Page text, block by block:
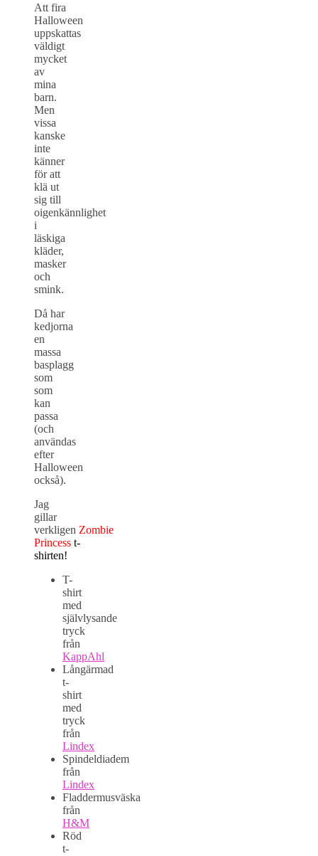
Att fira
Halloween
uppskattas
väldigt
mycket
av
mina
barn.
Men
vissa
kanske
inte
känner
för att
klä ut
sig till
oigenkännlighet
i
läskiga
kläder,
masker
och
smink.
Då har
kedjorna
en
massa
basplagg
som
som
kan
passa
(och
användas
efter
Halloween
också).
Jag
gillar
verkligen Zombie
Princess t-
shirten!
T-
shirt
med
självlysande
tryck
från
KappAhl
Långärmad
t-
shirt
med
tryck
från
Lindex
Spindeldiadem
från
Lindex
Fladdermusväska
från
H&M
Röd
t-